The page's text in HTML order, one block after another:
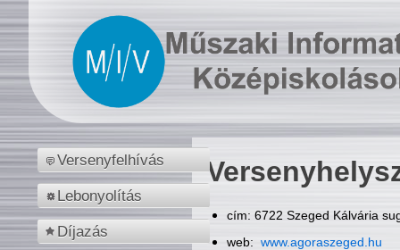
Versenyfelhívás
Lebonyolítás
Díjazás
cím: 6722 Szeged Kálvária
web: www.agoraszeged.hu